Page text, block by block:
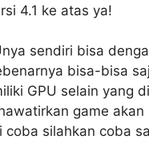
4.1 ke atas ya!
sendiri bisa
bisa-bisa
GPU selain yang
game akan
coba silahkan coba